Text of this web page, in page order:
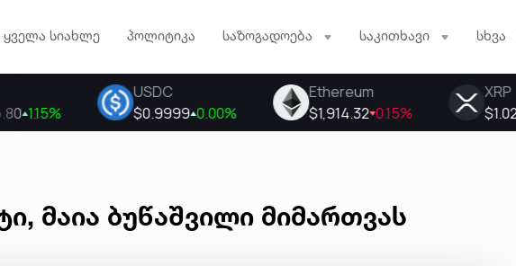
ყველა სიახლე პოლიტიკა საზოგადოება საკითხავი სხვა
მაია ბუწაშვილი მიმართვას